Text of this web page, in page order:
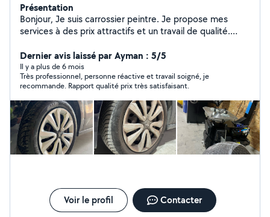
Présentation
Bonjour, Je suis carrossier peintre. Je propose mes
services à des prix attractifs et un travail de qualité.
également, le service montage et équilibrage de vos
pneus (neuf ou occasion).
Dernier avis laissé par Ayman : 5/5
Il y a plus de 6 mois
Très professionnel, personne réactive et travail soigné, je
recommande. Rapport qualité prix très satisfaisant.
Voir le profil Contacter